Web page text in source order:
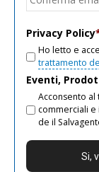
Privacy Policy
Ho letto e
trattamento
Eventi,
Acconsento
commerciali e
de il